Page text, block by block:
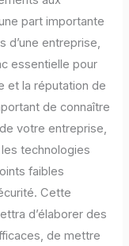
part importante
d’une entreprise,
essentielle pour
et la réputation de
de connaître
votre entreprise,
technologies
faibles
Cette
d’élaborer des
de mettre